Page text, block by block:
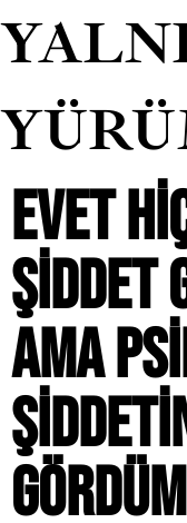
EVET
ŞIDDET
AMA
GÖRDÜM